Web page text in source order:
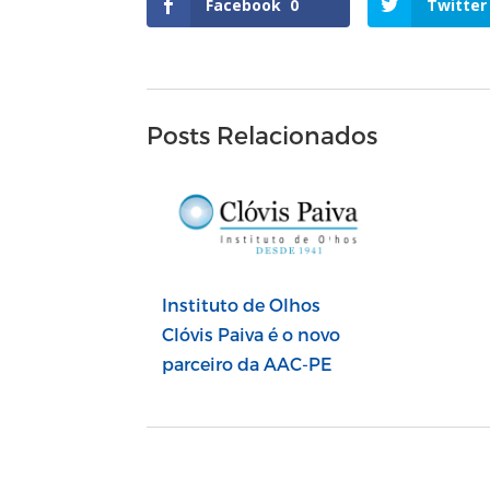
Facebook 0 Twitter
Posts Relacionados
Instituto de Olhos
Clóvis Paiva é o novo
parceiro da AAC-PE